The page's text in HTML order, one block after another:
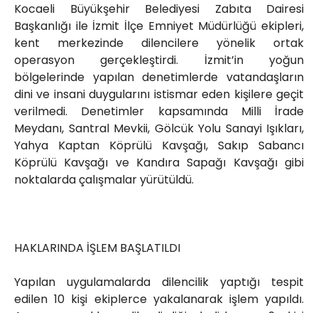
Kocaeli Büyükşehir Belediyesi Zabıta Dairesi
Başkanlığı ile İzmit İlçe Emniyet Müdürlüğü ekipleri,
kent merkezinde dilencilere yönelik ortak
operasyon gerçekleştirdi. İzmit’in yoğun
bölgelerinde yapılan denetimlerde vatandaşların
dini ve insani duygularını istismar eden kişilere geçit
verilmedi. Denetimler kapsamında Milli İrade
Meydanı, Santral Mevkii, Gölcük Yolu Sanayi Işıkları,
Yahya Kaptan Köprülü Kavşağı, Sakıp Sabancı
Köprülü Kavşağı ve Kandıra Sapağı Kavşağı gibi
noktalarda çalışmalar yürütüldü.
HAKLARINDA İŞLEM BAŞLATILDI
Yapılan uygulamalarda dilencilik yaptığı tespit
edilen 10 kişi ekiplerce yakalanarak işlem yapıldı.